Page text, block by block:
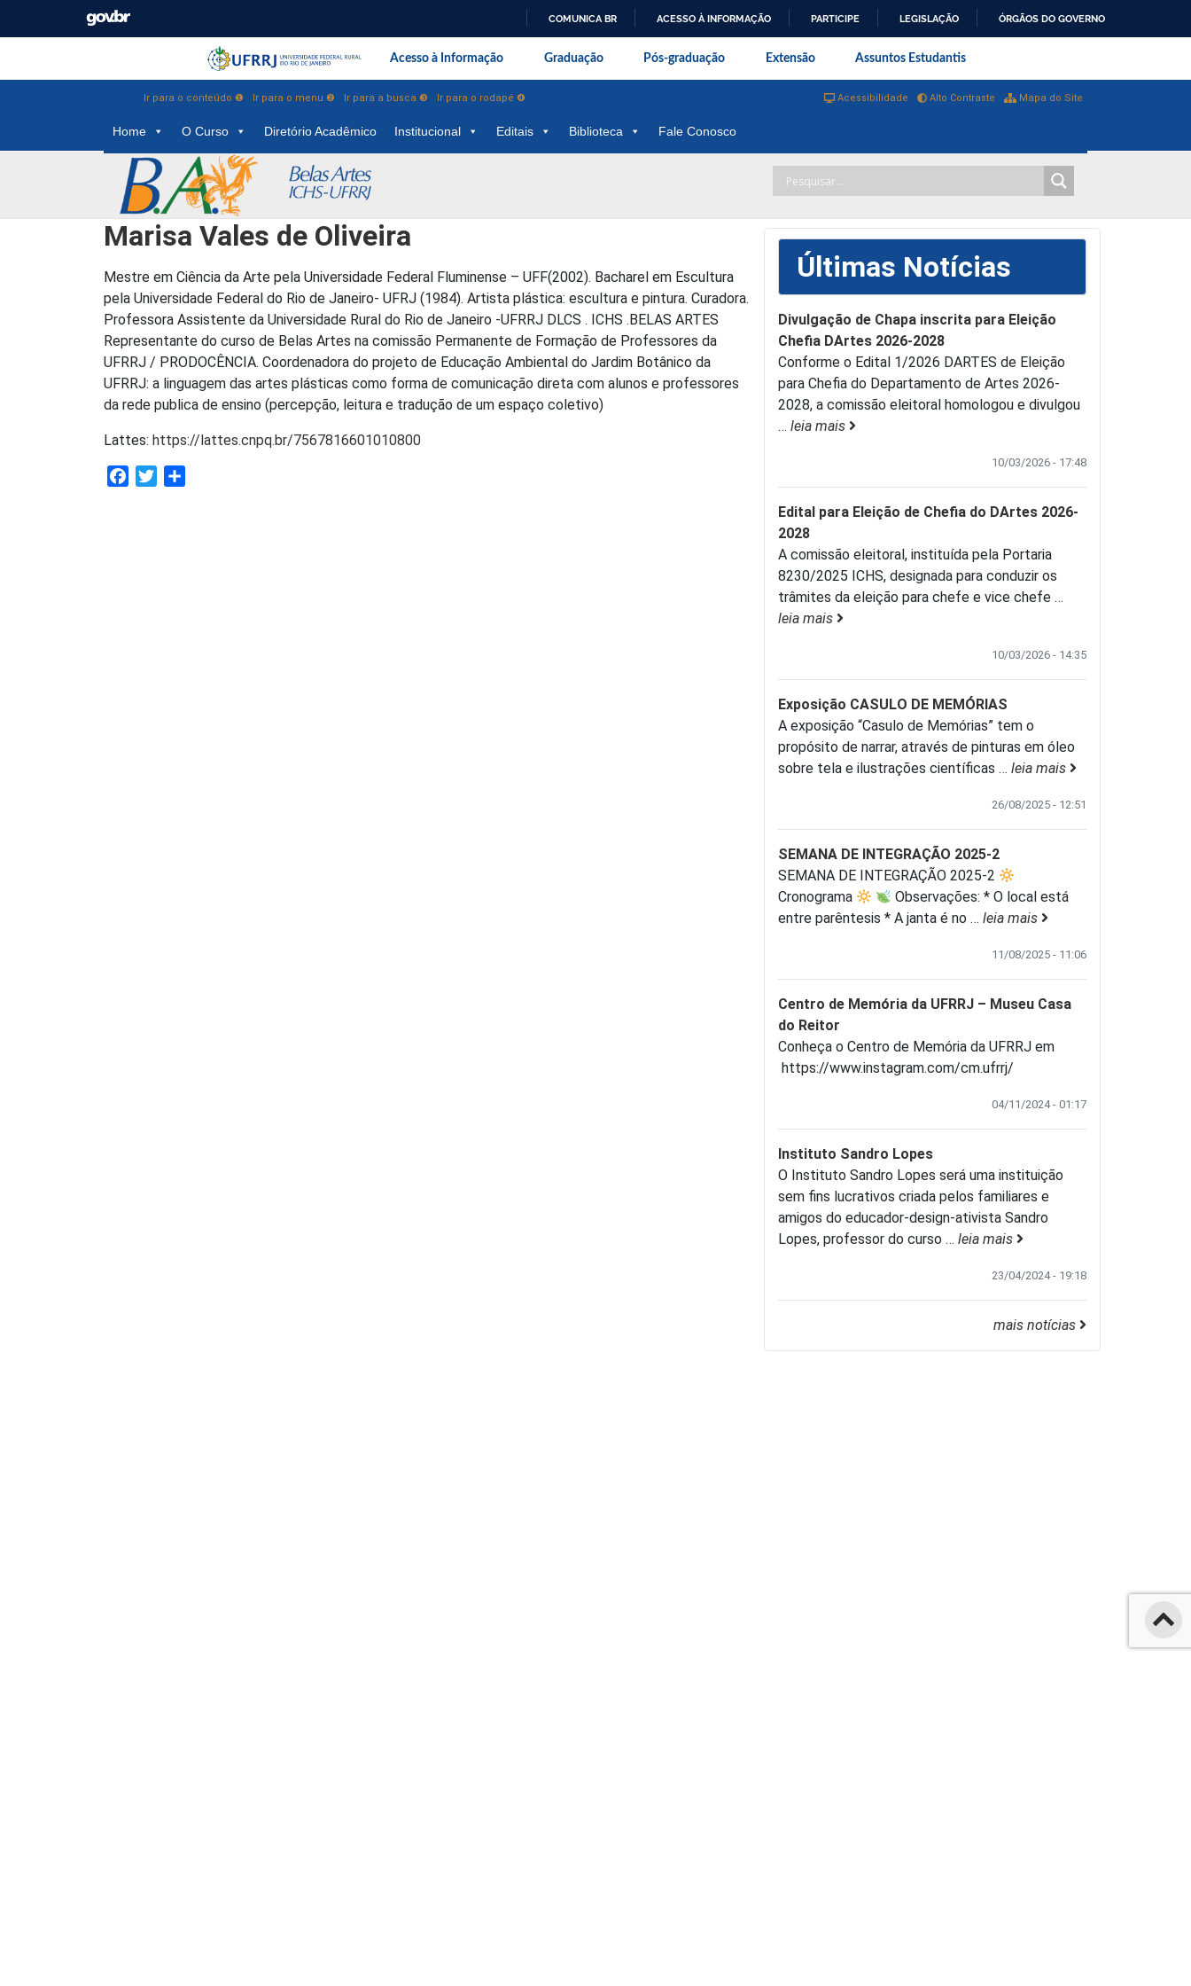
COMUNICA BR ACESSO À INFORMAÇÃO PARTICIPE LEGISLAÇÃO ÓRGÃOS DO GOVERNO
Pular barra institucional
Barra institucional da Universidade Federal Rural do Rio de Janeiro
Acesso à Informação Graduação Pós-graduação Extensão Assuntos Estudantis
Ir para o conteúdo ❶ Ir para o menu ❷ Ir para a busca ❸ Ir para o rodapé ❹ Mapa do Site
Alto Contraste
Acessibilidade
Home O Curso Diretório Acadêmico Institucional Editais Biblioteca Fale Conosco
Marisa Vales de Oliveira
Mestre em Ciência da Arte pela Universidade Federal Fluminense – UFF(2002). Bacharel em Escultura
pela Universidade Federal do Rio de Janeiro- UFRJ (1984). Artista plástica: escultura e pintura. Curadora.
Professora Assistente da Universidade Rural do Rio de Janeiro -UFRRJ DLCS . ICHS .BELAS ARTES
Representante do curso de Belas Artes na comissão Permanente de Formação de Professores da
UFRRJ / PRODOCÊNCIA. Coordenadora do projeto de Educação Ambiental do Jardim Botânico da
UFRRJ: a linguagem das artes plásticas como forma de comunicação direta com alunos e professores
da rede publica de ensino (percepção, leitura e tradução de um espaço coletivo)
Lattes: https://lattes.cnpq.br/7567816601010800
FacebookTwitter
Últimas Notícias
Divulgação de Chapa inscrita para Eleição
Chefia DArtes 2026-2028
Conforme o Edital 1/2026 DARTES de Eleição
para Chefia do Departamento de Artes 2026-
2028, a comissão eleitoral homologou e divulgou
… leia mais
10/03/2026 - 17:48
Edital para Eleição de Chefia do DArtes 2026-
2028
A comissão eleitoral, instituída pela Portaria
8230/2025 ICHS, designada para conduzir os
trâmites da eleição para chefe e vice chefe …
leia mais
10/03/2026 - 14:35
Exposição CASULO DE MEMÓRIAS
A exposição “Casulo de Memórias” tem o
propósito de narrar, através de pinturas em óleo
sobre tela e ilustrações científicas … leia mais
26/08/2025 - 12:51
SEMANA DE INTEGRAÇÃO 2025-2
SEMANA DE INTEGRAÇÃO 2025-2
Cronograma
Observações: * O local está
entre parêntesis * A janta é no … leia mais
11/08/2025 - 11:06
Centro de Memória da UFRRJ – Museu Casa
do Reitor
Conheça o Centro de Memória da UFRRJ em
https://www.instagram.com/cm.ufrrj/
04/11/2024 - 01:17
Instituto Sandro Lopes
O Instituto Sandro Lopes será uma instituição
sem fins lucrativos criada pelos familiares e
amigos do educador-design-ativista Sandro
Lopes, professor do curso … leia mais
23/04/2024 - 19:18
mais notícias